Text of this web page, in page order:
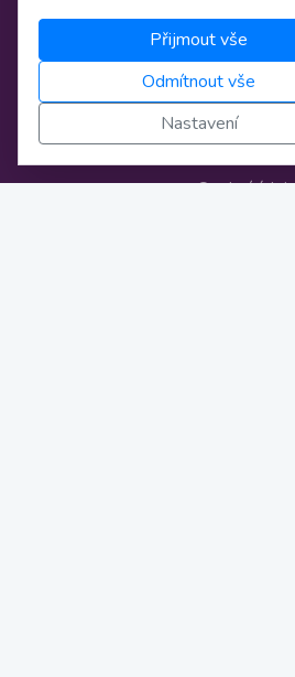
O nás
Obchodní
Osobní
Přijmout vše
Odmítnout vše
Nastavení